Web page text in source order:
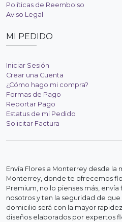
Políticas de Reembolso
Aviso Legal
MI PEDIDO
Iniciar Sesión
Crear una Cuenta
¿Cómo hago mi compra?
Formas de Pago
Reportar Pago
Estatus de mi Pedido
Solicitar Factura
Envía Flores a Monterrey desde la
Monterrey, donde te ofrecemos
Premium, no lo pienses más,
nosotros y ten la seguridad de
domicilio será con la mayor
diseños elaborados por expertos